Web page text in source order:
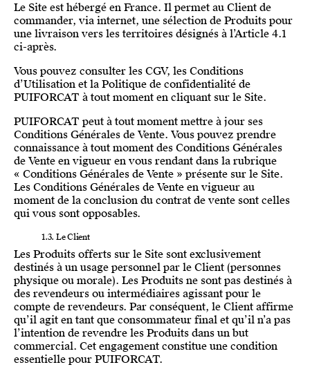
Le Site est hébergé en France. Il permet au Client de
commander, via internet, une sélection de Produits pour
une livraison vers les territoires désignés à l’Article 4.1
ci-après.
Vous pouvez consulter les CGV, les Conditions
d’Utilisation et la Politique de confidentialité de
PUIFORCAT à tout moment en cliquant sur le Site.
PUIFORCAT peut à tout moment mettre à jour ses
Conditions Générales de Vente. Vous pouvez prendre
connaissance à tout moment des Conditions Générales
de Vente en vigueur en vous rendant dans la rubrique
« Conditions Générales de Vente » présente sur le Site.
Les Conditions Générales de Vente en vigueur au
moment de la conclusion du contrat de vente sont celles
qui vous sont opposables.
1.3. Le Client
Les Produits offerts sur le Site sont exclusivement
destinés à un usage personnel par le Client (personnes
physique ou morale). Les Produits ne sont pas destinés à
des revendeurs ou intermédiaires agissant pour le
compte de revendeurs. Par conséquent, le Client affirme
qu’il agit en tant que consommateur final et qu’il n’a pas
l’intention de revendre les Produits dans un but
commercial. Cet engagement constitue une condition
essentielle pour PUIFORCAT.